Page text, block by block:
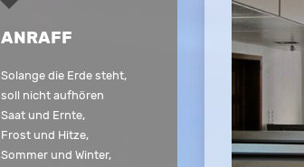
ANRAFF
Solange die Erde steht,
soll nicht aufhören
Saat und Ernte,
Frost und Hitze,
Sommer und Winter,